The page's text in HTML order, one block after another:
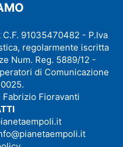
91035470482 - P.Iva
regolarmente iscritta
Num. Reg. 5889/12 -
di Comunicazione
Fioravanti